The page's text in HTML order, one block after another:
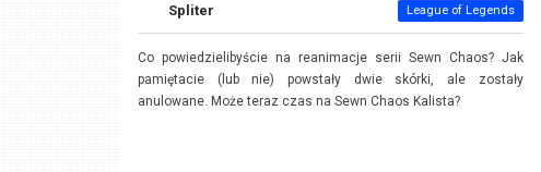
Spliter League of Legends
Co powiedzielibyście na reanimacje serii Sewn Chaos? Jak
pamiętacie (lub nie) powstały dwie skórki, ale zostały
anulowane. Może teraz czas na Sewn Chaos Kalista?